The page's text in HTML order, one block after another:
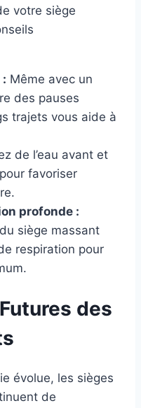
votre siège
Même avec un
des pauses
trajets vous aide à
de l’eau avant et
favoriser
profonde :
siège massant
respiration pour
des
évolue, les sièges
de